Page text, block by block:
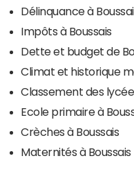
Délinquance à
Impôts à Boussais
Dette et budget de
Climat et historique
Classement des
Ecole primaire à
Crèches à Boussais
Maternités à Boussais